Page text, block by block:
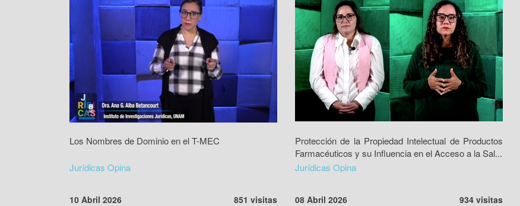
Los Nombres de Dominio en el T-MEC
Jurídicas Opina
10 Abril 2026 851 visitas
Protección de la Propiedad Intelectual de Productos
Farmacéuticos y su Influencia en el Acceso a la Sal...
Jurídicas Opina
08 Abril 2026 934 visitas